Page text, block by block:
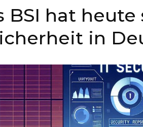
erstellen
BSI hat
in